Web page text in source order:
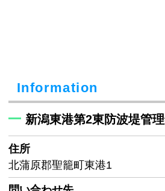
Information
新潟東港第2東防波堤管
住所
北蒲原郡聖籠町東港1